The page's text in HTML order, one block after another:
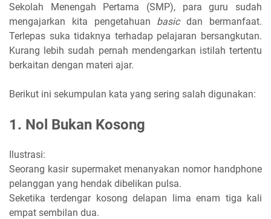
Sekolah Menengah Pertama (SMP), para guru sudah
mengajarkan kita pengetahuan basicdan bermanfaat.
Terlepas suka tidaknya terhadap pelajaran bersangkutan.
Kurang lebih sudah pernah mendengarkan istilah tertentu
berkaitan dengan materi ajar.
Berikut ini sekumpulan kata yang sering salah digunakan:
1. Nol Bukan Kosong
Ilustrasi:
Seorang kasir supermaket menanyakan nomor handphone
pelanggan yang hendak dibelikan pulsa.
Seketika terdengar kosong delapan lima enam tiga kali
empat sembilan dua.